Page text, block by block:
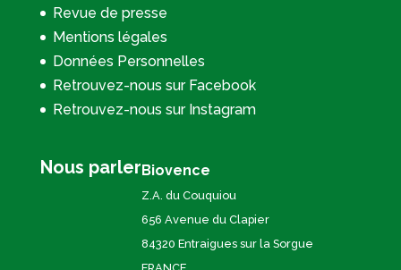
Revue de presse
Mentions légales
Données Personnelles
Retrouvez-nous sur Facebook
Retrouvez-nous sur Instagram
Nous parler Biovence
Z.A. du Couquiou
656 Avenue du Clapier
84320 Entraigues sur la Sorgue